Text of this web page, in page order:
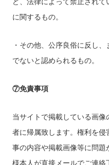
に関するもの。
・その他、公序良俗に反し
でないと認められるもの。
⑦免責事項
当サイトで掲載している画
者に帰属致します。権利を
事の内容や掲載画像等に問
様本人が直接メールでご連絡